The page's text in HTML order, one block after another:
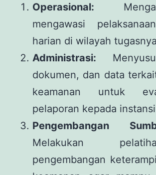
Operasional:
mengawasi
harian di wilayah
Administrasi:
dokumen, dan data
keamanan untuk
pelaporan kepada
Pengembangan
Melakukan
pengembangan